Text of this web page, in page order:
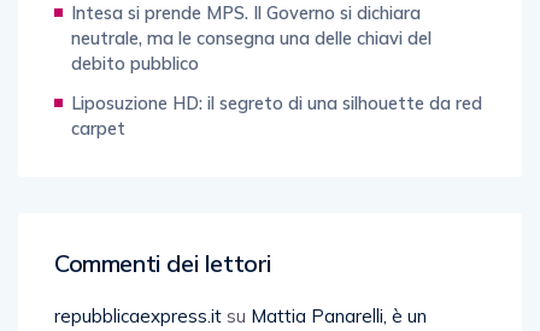
Intesa si prende MPS. Il Governo si dichiara
neutrale, ma le consegna una delle chiavi del
debito pubblico
Liposuzione HD: il segreto di una silhouette da red
carpet
Commenti dei lettori
repubblicaexpress.it su Mattia Panarelli, è un